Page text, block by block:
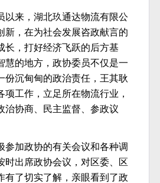
以来，湖北玖通达物流有限公
新，在为社会发展咨政献言的
长，打好经济飞跃的后方基
慧的地方，政协委员不仅是一
份沉甸甸的政治责任，王其耿
项工作，立足所在物流行业，
治协商、民主监督、参政议
参加政协的有关会议和各种调
时出席政协会议，对区委、区
有了切实了解，亲眼看到了政